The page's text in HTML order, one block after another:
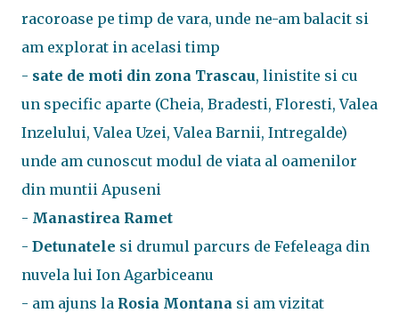
racoroase pe timp de vara, unde ne-am balacit si
am explorat in acelasi timp
- sate de moti din zona Trascau, linistite si cu
un specific aparte (Cheia, Bradesti, Floresti, Valea
Inzelului, Valea Uzei, Valea Barnii, Intregalde)
unde am cunoscut modul de viata al oamenilor
din muntii Apuseni
- Manastirea Ramet
- Detunatele si drumul parcurs de Fefeleaga din
nuvela lui Ion Agarbiceanu
- am ajuns la Rosia Montana si am vizitat